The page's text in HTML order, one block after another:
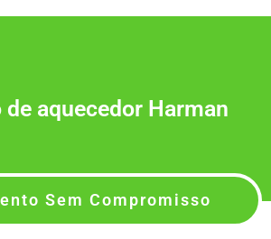
de aquecedor Harman
Sem Compromisso